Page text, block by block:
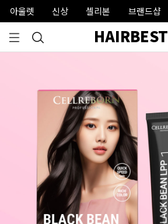
아울렛 신상 셀리본 브랜드샵
HAIRBEST